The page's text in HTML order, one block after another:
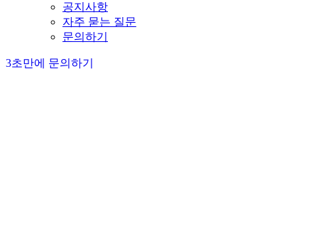
공지사항
자주 묻는 질문
문의하기
3초만에 문의하기